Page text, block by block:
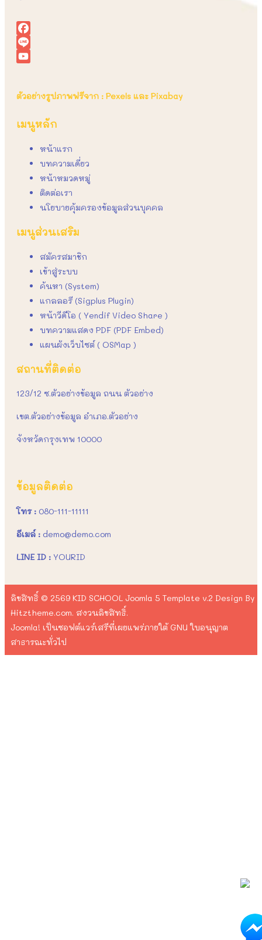
Facebook
Line
ตัวอย่างรูปภาพฟรีจาก : Pexels และ Pixabay
เมนูหลัก
หน้าแรก
บทความเดี่ยว
หน้าหมวดหมู่
ติดต่อเรา
นโยบายคุ้มครองข้อมูลส่วนบุคคล
เมนูส่วนเสริม
สมัครสมาชิก
เข้าสู่ระบบ
ค้นหา (System)
แกลลอรี (Sigplus Plugin)
หน้าวีดีโอ ( Yendif Video Share )
บทความแสดง PDF (PDF Embed)
แผนผังเว็บไซต์ ( OSMap )
สถานที่ติดต่อ
123/12 ซ.ตัวอย่างข้อมูล ถนน ตัวอย่าง
เขต.ตัวอย่างข้อมูล อำเภอ.ตัวอย่าง
จังหวัดกรุงเทพ 10000
ข้อมูลติดต่อ
โทร : 080-111-11111
อีเมล์ : demo@demo.com
LINE ID : YOURID
ลิขสิทธิ์ © 2569 KID SCHOOL Joomla 5 Template v.2 Design By
Hitztheme.com. สงวนลิขสิทธิ์.
Joomla! เป็นซอฟต์แวร์เสรีที่เผยแพร่ภายใต้ GNU ใบอนุญาต
สาธารณะทั่วไป